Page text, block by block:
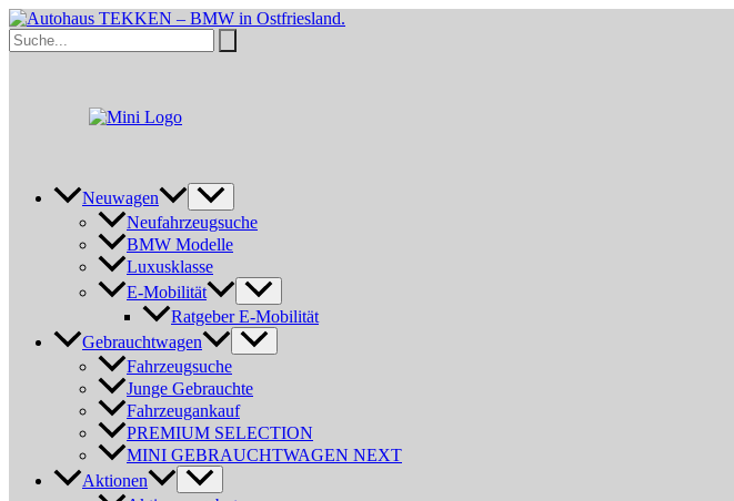
Zum
Inhalt
springen
Search
for:
Neuwagen
Neufahrzeugsuche
BMW Modelle
Luxusklasse
E-Mobilität
Ratgeber E-Mobilität
Gebrauchtwagen
Fahrzeugsuche
Junge Gebrauchte
Fahrzeugankauf
PREMIUM SELECTION
MINI GEBRAUCHTWAGEN NEXT
Aktionen